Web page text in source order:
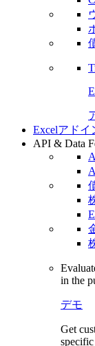
Excelアドイ
API & Data
in the
デモ
Get
specific